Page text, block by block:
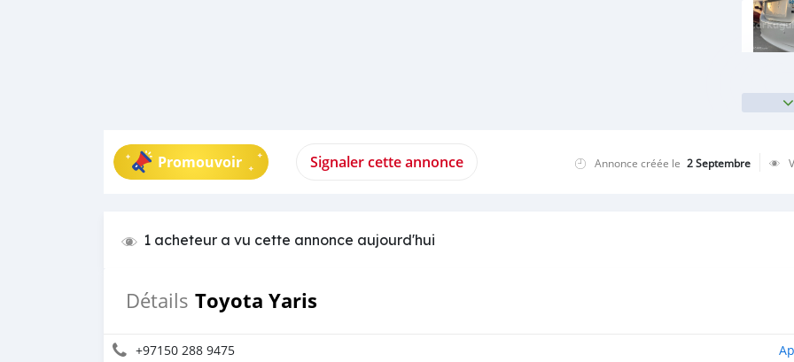
Promouvoir Signaler cette annonce Annonce créée le 2 Septembre
1 acheteur a vu cette annonce aujourd'hui
Détails Toyota Yaris
+97150 288 9475